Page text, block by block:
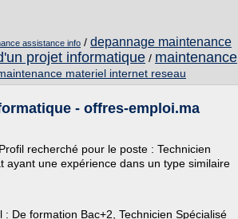
assistance info / depannage maintenance
projet informatique / maintenance
materiel internet reseau
- offres-emploi.ma
recherché pour le poste : Technicien
une expérience dans un type similaire
De formation Bac+2, Technicien Spécialisé